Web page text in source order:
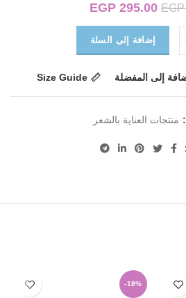
EGP
السعر الأصلي هو:
EGP 400.00.
EGP 295.00
EGP 295.00.
إضافة إلى السلة
إلى المفضلة Size Guide
منتجات العناية بالشعر
-18%